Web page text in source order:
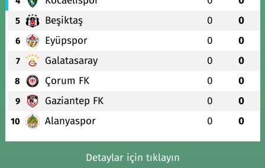
5 Beşiktaş 0 0
6 Eyüpspor 0 0
7 Galatasaray 0 0
8 Çorum FK 0 0
9 Gaziantep FK 0 0
10 Alanyaspor 0 0
Detaylar için tıklayın